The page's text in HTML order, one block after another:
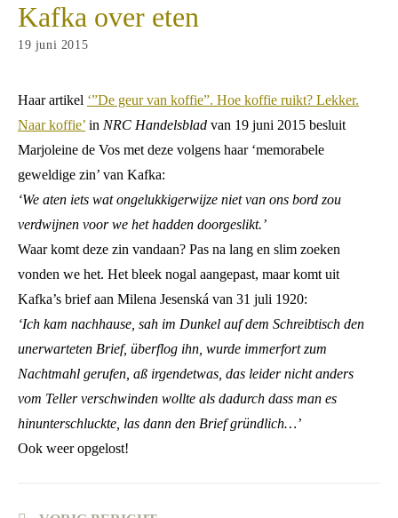
Kafka over eten
Bericht
19 juni 2015
Haar artikel ‘”De geur van koffie”. Hoe koffie ruikt? Lekker.
Naar koffie’ in NRC Handelsblad van 19 juni 2015 besluit
Marjoleine de Vos met deze volgens haar ‘memorabele
geweldige zin’ van Kafka:
‘We aten iets wat ongelukkigerwijze niet van ons bord zou
verdwijnen voor we het hadden doorgeslikt.’
Waar komt deze zin vandaan? Pas na lang en slim zoeken
vonden we het. Het bleek nogal aangepast, maar komt uit
Kafka’s brief aan Milena Jesenská van 31 juli 1920:
‘Ich kam nachhause, sah im Dunkel auf dem Schreibtisch den
unerwarteten Brief, überflog ihn, wurde immerfort zum
Nachtmahl gerufen, aß irgendetwas, das leider nicht anders
vom Teller verschwinden wollte als dadurch dass man es
hinunterschluckte, las dann den Brief gründlich…’
Ook weer opgelost!